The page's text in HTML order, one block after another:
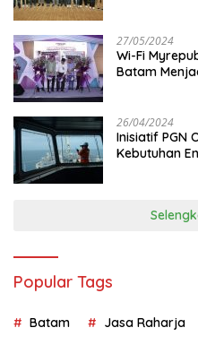
27/05/2024
Wi-Fi
Batam
26/04/2024
Inisiatif PGN
Kebutuhan
Popular Tags
Batam Jasa Raharja